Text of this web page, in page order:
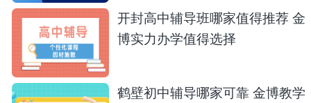
开封高中辅导班哪家值得推荐 金
博实力办学值得选择
鹤壁初中辅导哪家可靠 金博教学